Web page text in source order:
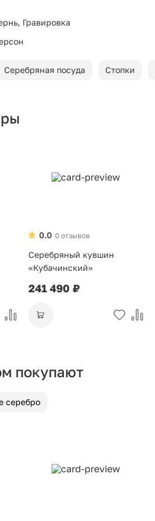
Гравировка
Серебряная посуда Стопки
0 отзывов
0.0
Серебряный кувшин
«Кубачинский»
241 490 ₽
покупают
серебро